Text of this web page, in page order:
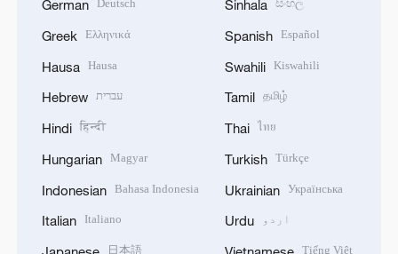
German
Greek Ελληνικά
Hausa Hausa
Hebrew עברית
Hindi हिन्दी
Hungarian Magyar
Indonesian Bahasa Indonesia
Italian Italiano
日本語
Sinhala
Spanish Español
Swahili Kiswahili
Tamil தமிழ்
Thai ไทย
Turkish Türkçe
Ukrainian Українська
Urdu اردو
Tiếng Việt